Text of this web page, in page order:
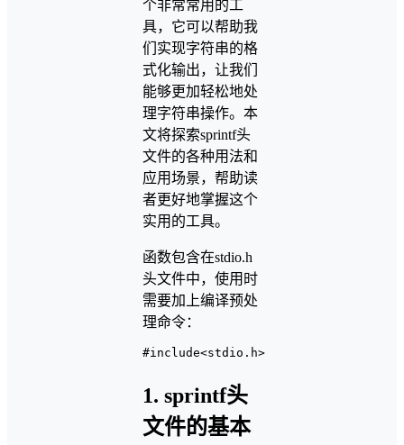
个非常常用的工
具，它可以帮助我
们实现字符串的格
式化输出，让我们
能够更加轻松地处
理字符串操作。本
文将探索sprintf头
文件的各种用法和
应用场景，帮助读
者更好地掌握这个
实用的工具。
函数包含在stdio.h
头文件中，使用时
需要加上编译预处
理命令：
1. sprintf头
文件的基本